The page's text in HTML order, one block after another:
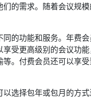
的需求。随着会议规
的功能和服务。年费
受更高级别的会议功
。付费会员还可以享
选择包年或包月的方